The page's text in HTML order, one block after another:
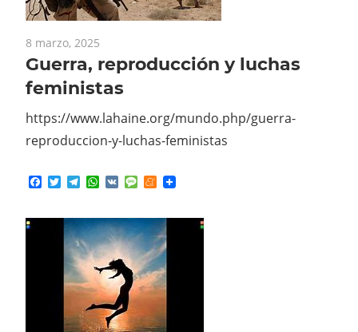
8 marzo, 2025
Guerra, reproducción y luchas
feministas
https://www.lahaine.org/mundo.php/guerra-
reproduccion-y-luchas-feministas
Facebook
TwitterTelegram
WhatsApp
VK MessageMeneame